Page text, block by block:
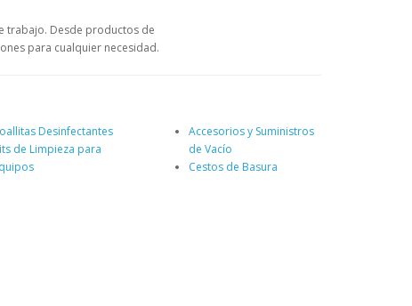
trabajo. Desde productos de
para cualquier necesidad.
Desinfectantes
de Limpieza para
Accesorios y Suministros
de Vacío
Cestos de Basura